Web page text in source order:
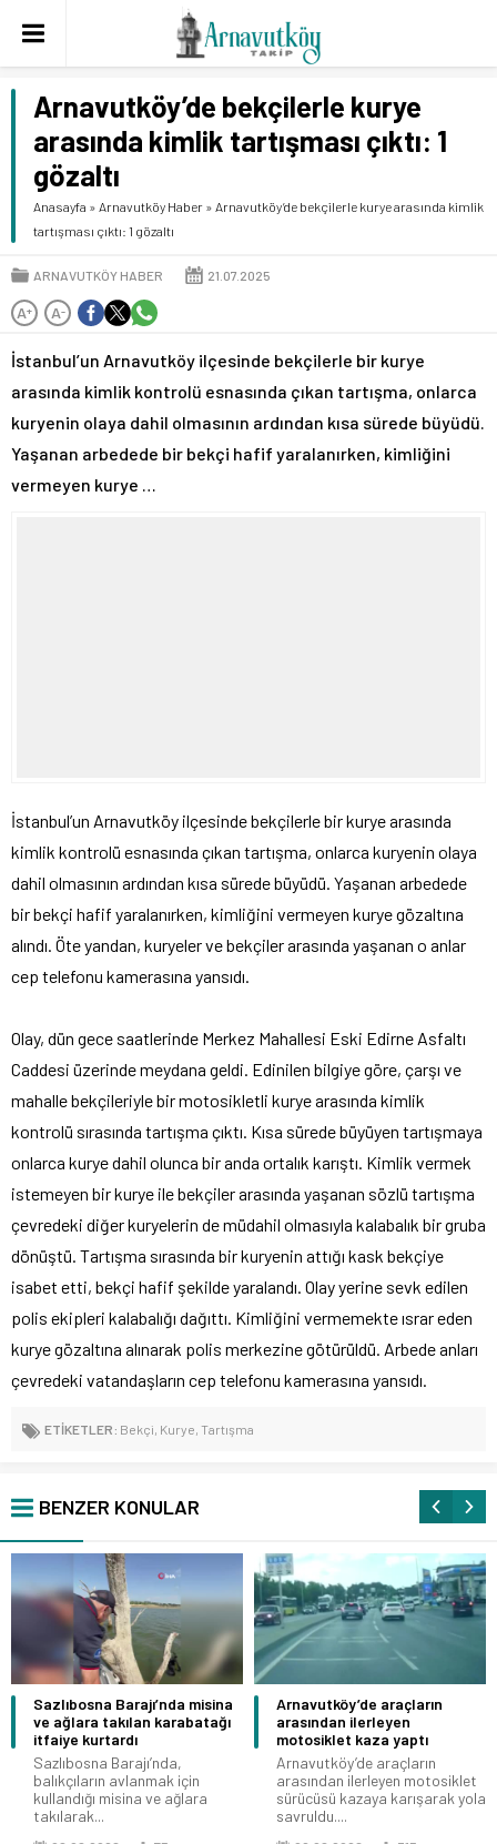
Arnavutköy’de bekçilerle kurye
arasında kimlik tartışması çıktı: 1
gözaltı
Anasayfa » Arnavutköy Haber » Arnavutköy’de bekçilerle kurye arasında kimlik
tartışması çıktı: 1 gözaltı
ARNAVUTKÖY HABER 21.07.2025
A+ A-
İstanbul’un Arnavutköy ilçesinde bekçilerle bir kurye
arasında kimlik kontrolü esnasında çıkan tartışma, onlarca
kuryenin olaya dahil olmasının ardından kısa sürede büyüdü.
Yaşanan arbedede bir bekçi hafif yaralanırken, kimliğini
vermeyen kurye …
İstanbul’un Arnavutköy ilçesinde bekçilerle bir kurye arasında
kimlik kontrolü esnasında çıkan tartışma, onlarca kuryenin olaya
dahil olmasının ardından kısa sürede büyüdü. Yaşanan arbedede
bir bekçi hafif yaralanırken, kimliğini vermeyen kurye gözaltına
alındı. Öte yandan, kuryeler ve bekçiler arasında yaşanan o anlar
cep telefonu kamerasına yansıdı.
Olay, dün gece saatlerinde Merkez Mahallesi Eski Edirne Asfaltı
Caddesi üzerinde meydana geldi. Edinilen bilgiye göre, çarşı ve
mahalle bekçileriyle bir motosikletli kurye arasında kimlik
kontrolü sırasında tartışma çıktı. Kısa sürede büyüyen tartışmaya
onlarca kurye dahil olunca bir anda ortalık karıştı. Kimlik vermek
istemeyen bir kurye ile bekçiler arasında yaşanan sözlü tartışma
çevredeki diğer kuryelerin de müdahil olmasıyla kalabalık bir gruba
dönüştü. Tartışma sırasında bir kuryenin attığı kask bekçiye
isabet etti, bekçi hafif şekilde yaralandı. Olay yerine sevk edilen
polis ekipleri kalabalığı dağıttı. Kimliğini vermemekte ısrar eden
kurye gözaltına alınarak polis merkezine götürüldü. Arbede anları
çevredeki vatandaşların cep telefonu kamerasına yansıdı.
ETİKETLER: Bekçi, Kurye, Tartışma
BENZER KONULAR
Sazlıbosna Barajı’nda misina
ve ağlara takılan karabatağı
itfaiye kurtardı
Sazlıbosna Barajı’nda,
balıkçıların avlanmak için
kullandığı misina ve ağlara
takılarak...
Arnavutköy’de araçların
arasından ilerleyen
motosiklet kaza yaptı
Arnavutköy’de araçların
arasından ilerleyen motosiklet
sürücüsü kazaya karışarak yola
savruldu....